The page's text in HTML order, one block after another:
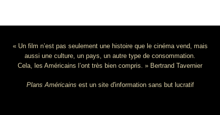
« Un film n’est pas seulement une histoire que le cinéma vend, mais
aussi une culture, un pays, un autre type de consommation.
Cela, les Américains l’ont très bien compris. » Bertrand Tavernier
Plans Américains est un site d'information sans but lucratif